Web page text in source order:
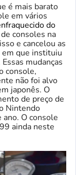
é mais barato
em vários
do
consoles na
e cancelou as
que instituiu
mudanças
console,
não foi alvo
japonês. O
de preço de
Nintendo
O console
ainda neste